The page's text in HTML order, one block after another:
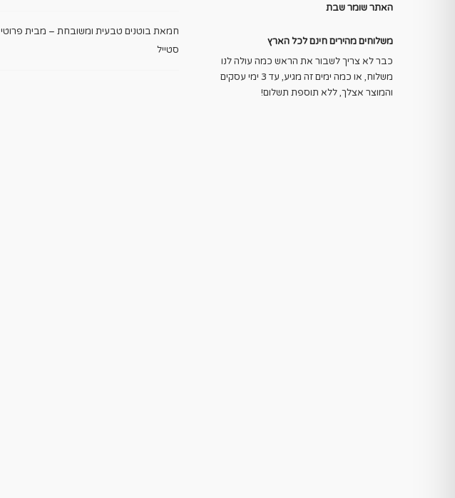
האתר שומר שבת
משלוחים מהירים חינם לכל הארץ
כבר לא צריך לשבור את הראש כמה עולה לנו
משלוח, או כמה ימים זה מגיע, עד 3 ימי עסקים
והמוצר אצלך, ללא תוספת תשלום!
חמאת בוטנים טבעית ומשובחת – מבית פרוטי
סטייל